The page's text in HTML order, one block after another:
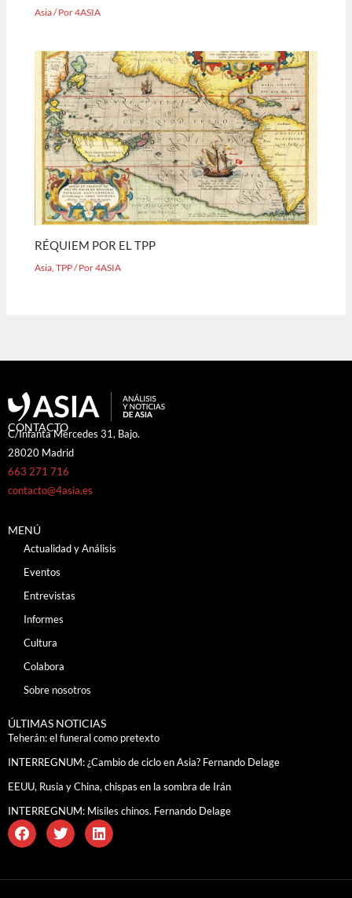
Asia/ Por4ASIA
RÉQUIEM POR EL TPP
Asia ,TPP/ Por4ASIA
CONTACTO
C/Infanta Mercedes 31, Bajo.
28020 Madrid
663 271 716
contacto@4asia.es
MENÚ
Actualidad y Análisis
Eventos
Entrevistas
Informes
Cultura
Colabora
Sobre nosotros
ÚLTIMAS NOTICIAS
Teherán: el funeral como pretexto
INTERREGNUM: ¿Cambio de ciclo en Asia? Fernando Delage
EEUU, Rusia y China, chispas en la sombra de Irán
INTERREGNUM: Misiles chinos. Fernando Delage